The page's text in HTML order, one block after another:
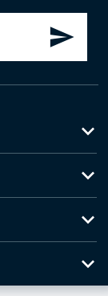
send



